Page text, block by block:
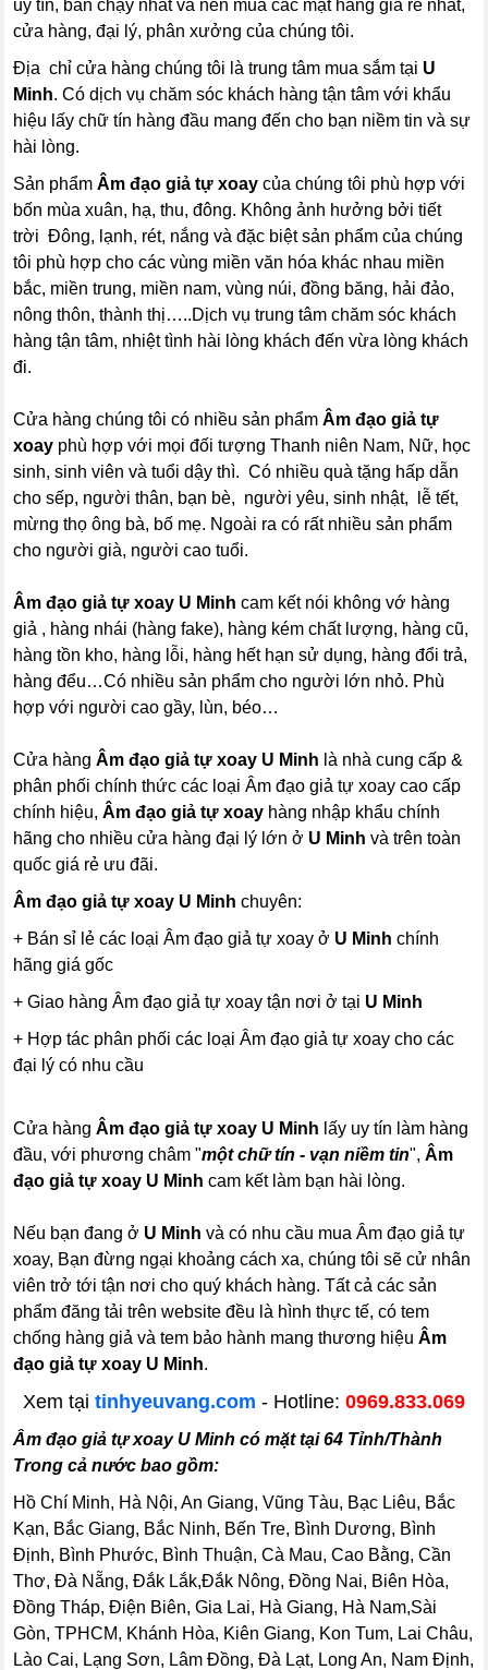
uy tín, bán chạy nhất và nên mua các mặt hàng giá rẻ nhất,
cửa hàng, đại lý, phân xưởng của chúng tôi.
Địa chỉ cửa hàng chúng tôi là trung tâm mua sắm tại U
Minh. Có dịch vụ chăm sóc khách hàng tận tâm với khẩu
hiệu lấy chữ tín hàng đầu mang đến cho bạn niềm tin và sự
hài lòng.
Sản phẩmÂm đạo giả tự xoay của chúng tôi phù hợp với
bốn mùa xuân, hạ, thu, đông. Không ảnh hưởng bởi tiết
trời Đông, lạnh, rét, nắng và đặc biệt sản phẩm của chúng
tôi phù hợp cho các vùng miền văn hóa khác nhau miền
bắc, miền trung, miền nam, vùng núi, đồng băng, hải đảo,
nông thôn, thành thị…..Dịch vụ trung tâm chăm sóc khách
hàng tận tâm, nhiệt tình hài lòng khách đến vừa lòng khách
đi.
Cửa hàng chúng tôi có nhiều sản phẩmÂm đạo giả tự
xoay phù hợp với mọi đối tượng Thanh niên Nam, Nữ, học
sinh, sinh viên và tuổi dậy thì. Có nhiều quà tặng hấp dẫn
cho sếp, người thân, bạn bè, người yêu, sinh nhật, lễ tết,
mừng thọ ông bà, bố mẹ. Ngoài ra có rất nhiều sản phẩm
cho người già, người cao tuổi.
Âm đạo giả tự xoay U Minh cam kết nói không vớ hàng
giả , hàng nhái (hàng fake), hàng kém chất lượng, hàng cũ,
hàng tồn kho, hàng lỗi, hàng hết hạn sử dụng, hàng đổi trả,
hàng đểu…Có nhiều sản phẩm cho người lớn nhỏ. Phù
hợp với người cao gầy, lùn, béo…
Cửa hàngÂm đạo giả tự xoay U Minh là nhà cung cấp &
phân phối chính thức các loại Âm đạo giả tự xoay cao cấp
chính hiệu,Âm đạo giả tự xoay hàng nhập khẩu chính
hãng cho nhiều cửa hàng đại lý lớn ở U Minh và trên toàn
quốc giá rẻ ưu đãi.
Âm đạo giả tự xoay U Minhchuyên:
+ Bán sỉ lẻ các loại Âm đạo giả tự xoay ở U Minh chính
hãng giá gốc
+ Giao hàng Âm đạo giả tự xoay tận nơi ở tại U Minh
+ Hợp tác phân phối các loại Âm đạo giả tự xoay cho các
đại lý có nhu cầu
Cửa hàngÂm đạo giả tự xoay U Minh lấy uy tín làm hàng
đầu, với phương châm "một chữ tín - vạn niềm tin",Âm
đạo giả tự xoay U Minh cam kết làm bạn hài lòng.
Nếu bạn đang ở U Minh và có nhu cầu mua Âm đạo giả tự
xoay, Bạn đừng ngại khoảng cách xa, chúng tôi sẽ cử nhân
viên trở tới tận nơi cho quý khách hàng. Tất cả các sản
phẩm đăng tải trên website đều là hình thực tế, có tem
chống hàng giả và tem bảo hành mang thương hiệuÂm
đạo giả tự xoay U Minh.
Xem tại tinhyeuvang.com - Hotline: 0969.833.069
Âm đạo giả tự xoay U Minh có mặt tại 64 Tỉnh/Thành
Trong cả nước bao gồm:
Hồ Chí Minh, Hà Nội, An Giang, Vũng Tàu, Bạc Liêu, Bắc
Kạn, Bắc Giang, Bắc Ninh, Bến Tre, Bình Dương, Bình
Định, Bình Phước, Bình Thuận, Cà Mau, Cao Bằng, Cần
Thơ, Đà Nẵng, Đắk Lắk,Đắk Nông, Đồng Nai, Biên Hòa,
Đồng Tháp, Điện Biên, Gia Lai, Hà Giang, Hà Nam,Sài
Gòn, TPHCM, Khánh Hòa, Kiên Giang, Kon Tum, Lai Châu,
Lào Cai, Lạng Sơn, Lâm Đồng, Đà Lạt, Long An, Nam Định,